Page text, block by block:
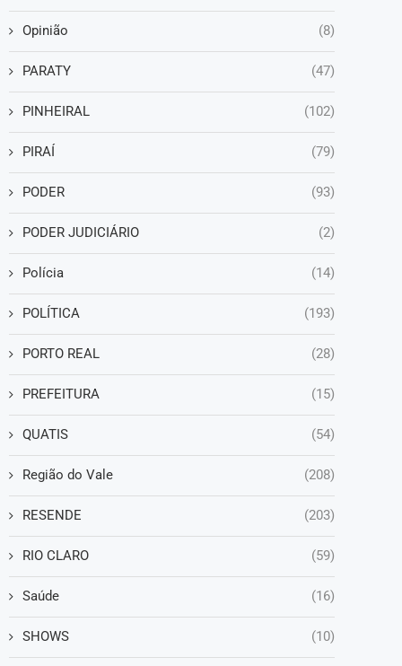
Opinião (8)
PARATY (47)
PINHEIRAL (102)
PIRAÍ (79)
PODER (93)
PODER JUDICIÁRIO (2)
Polícia (14)
POLÍTICA (193)
PORTO REAL (28)
PREFEITURA (15)
QUATIS (54)
Região do Vale (208)
RESENDE (203)
RIO CLARO (59)
Saúde (16)
SHOWS (10)